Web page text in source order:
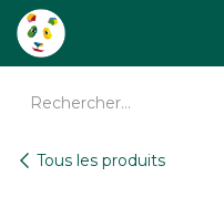
Se rendre au contenu
Tous les produits